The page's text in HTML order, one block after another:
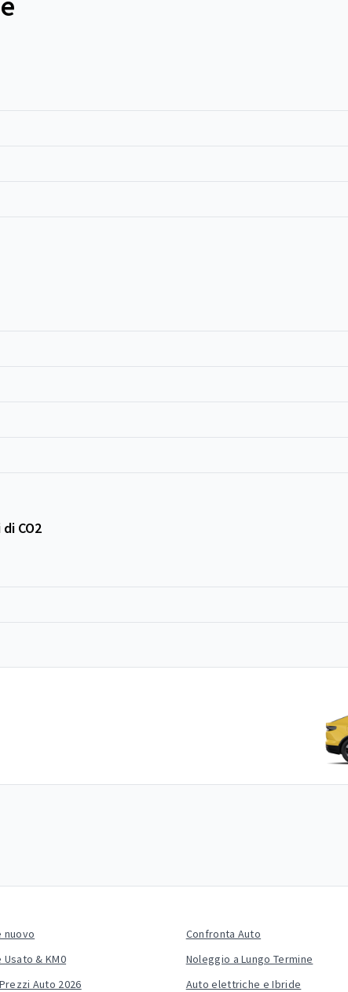
CO2
& KM0
Auto 2026
Confronta Auto
Noleggio a Lungo Termine
Auto elettriche e Ibride